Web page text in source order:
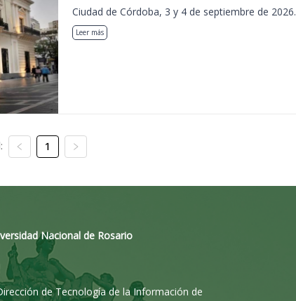
Ciudad de Córdoba, 3 y 4 de septiembre de 2026.
Leer más
1
Nacional de Rosario
de Tecnología de la Información de